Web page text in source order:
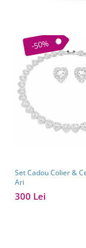
-50%
Set Cadou Colier &
Ari
300 Lei